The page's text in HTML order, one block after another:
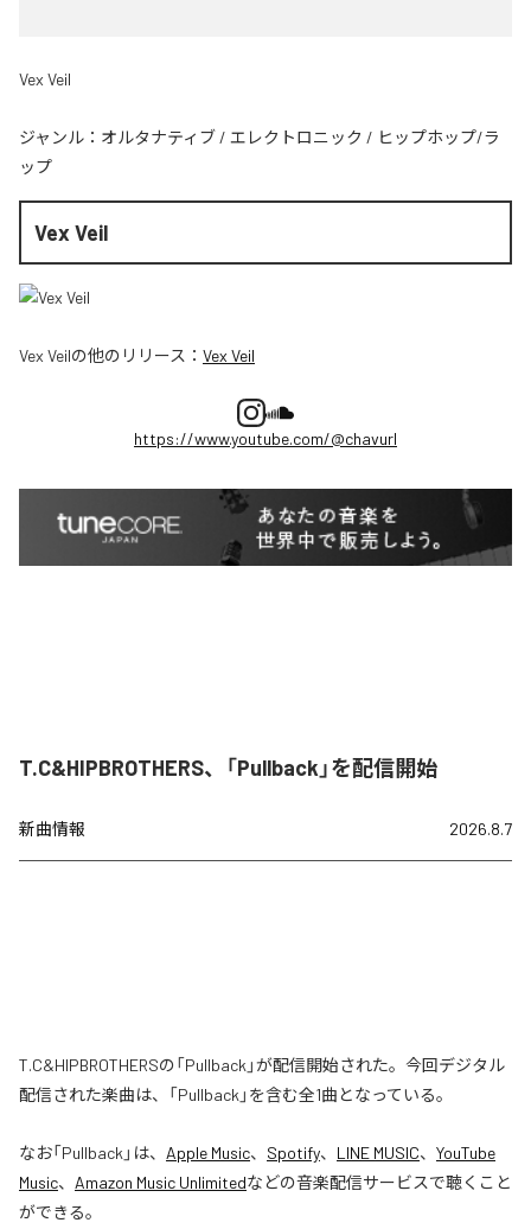
Vex Veil
ジャンル： オルタナティブ / エレクトロニック / ヒップホップ/ラ
ップ
Vex Veil
Vex Veilの他のリリース： Vex Veil
https://www.youtube.com/@chavurl
T.C&HIPBROTHERS、「Pullback」を配信開始
新曲情報 2026.8.7
T.C&HIPBROTHERSの「Pullback」が配信開始された。今回デジタル
配信された楽曲は、「Pullback」を含む全1曲となっている。
なお「Pullback 」は、 Apple Music、 Spotify、 LINE MUSIC、 YouTube
Music、 Amazon Music Unlimitedなどの音楽配信サービスで聴くこと
ができる。